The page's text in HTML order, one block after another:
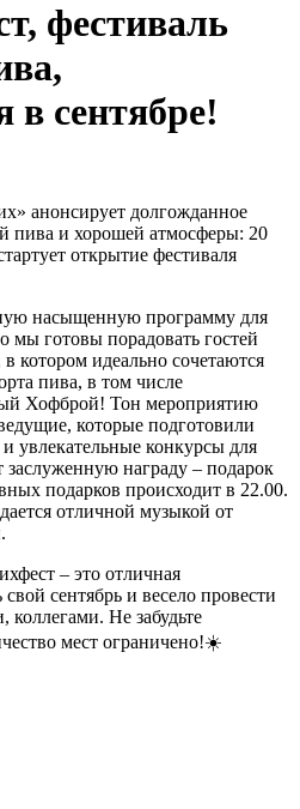
фестиваль
в сентябре!
анонсирует долгожданное
пива и хорошей атмосферы: 20
открытие фестиваля
насыщенную программу для
мы готовы порадовать гостей
идеально сочетаются
пива, в том числе
Хофброй! Тон мероприятию
которые подготовили
увлекательные конкурсы для
награду – подарок
подарков происходит в 22.00.
отличной музыкой от
– это отличная
сентябрь и весело провести
коллегами. Не забудьте
мест ограничено!☀️